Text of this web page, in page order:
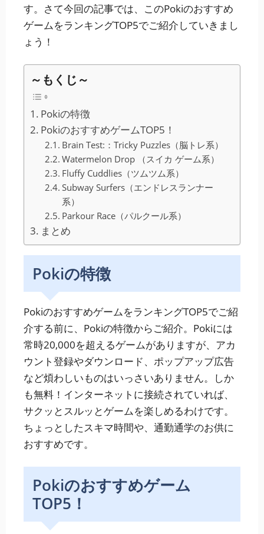
す。さて今回の記事では、このPokiのおすすめ
ゲームをランキングTOP5でご紹介していきまし
ょう！
～もくじ～
Pokiの特徴
PokiのおすすめゲームTOP5！
Brain Test:：Tricky Puzzles（脳トレ系）
Watermelon Drop （スイカ ゲーム系）
Fluffy Cuddlies（ツムツム系）
Subway Surfers（エンドレスランナー
系）
Parkour Race（パルクール系）
まとめ
Pokiの特徴
PokiのおすすめゲームをランキングTOP5でご紹
介する前に、Pokiの特徴からご紹介。Pokiには
常時20,000を超えるゲームがありますが、アカ
ウント登録やダウンロード、ポップアップ広告
など煩わしいものはいっさいありません。しか
も無料！インターネットに接続されていれば、
サクッとスルッとゲームを楽しめるわけです。
ちょっとしたスキマ時間や、通勤通学のお供に
おすすめです。
Pokiのおすすめゲーム
TOP5！